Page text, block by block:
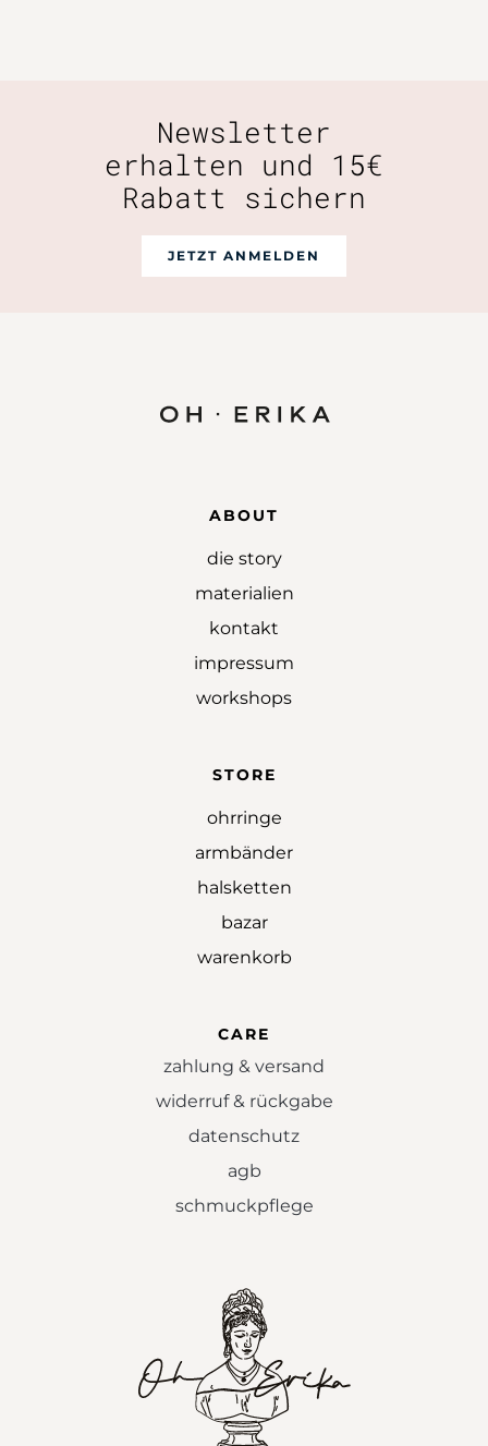
Newsletter
erhalten und 15€
Rabatt sichern
JETZT ANMELDEN
ABOUT
die story
materialien
kontakt
impressum
workshops
STORE
ohrringe
armbänder
halsketten
bazar
warenkorb
CARE
zahlung & versand
widerruf & rückgabe
datenschutz
agb
schmuckpflege